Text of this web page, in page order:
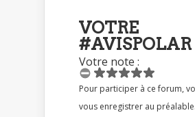
VOTRE
#AVISPOLAR
Votre note :
Pour participer à ce forum, vous devez
vous enregistrer au